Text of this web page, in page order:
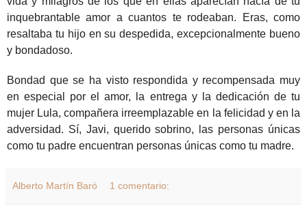
inquebrantable amor a cuantos te rodeaban. Eras, como
resaltaba tu hijo en su despedida, excepcionalmente bueno
y bondadoso.
Bondad que se ha visto respondida y recompensada muy
en especial por el amor, la entrega y la dedicación de tu
mujer Lula, compañera irreemplazable en la felicidad y en la
adversidad. Sí, Javi, querido sobrino, las personas únicas
como tu padre encuentran personas únicas como tu madre.
Alberto Martín Baró 1 comentario: